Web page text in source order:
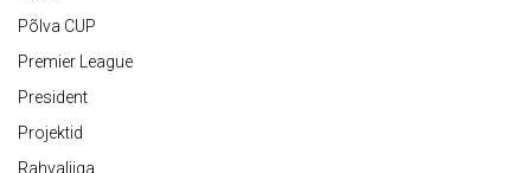
Põlva CUP
Premier League
President
Projektid
Rahvaliiga